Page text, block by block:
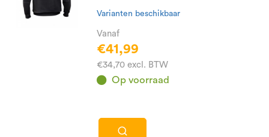
Varianten beschikbaar
Vanaf
€41,99
€34,70 excl. BTW
Op voorraad